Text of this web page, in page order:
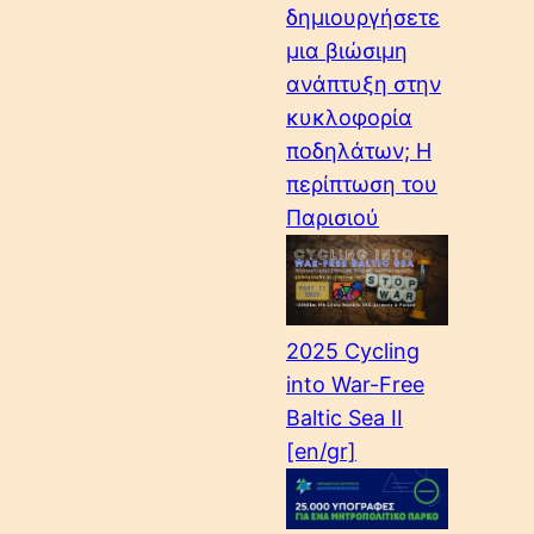
δημιουργήσετε
μια βιώσιμη
ανάπτυξη στην
κυκλοφορία
ποδηλάτων; Η
περίπτωση του
Παρισιού
2025 Cycling
into War-Free
Baltic Sea II
[en/gr]